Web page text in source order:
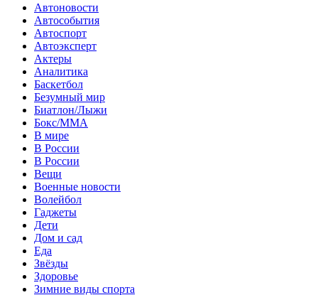
Автоновости
Автособытия
Автоспорт
Автоэксперт
Актеры
Аналитика
Баскетбол
Безумный мир
Биатлон/Лыжи
Бокс/MMA
В мире
В России
В России
Вещи
Военные новости
Волейбол
Гаджеты
Дети
Дом и сад
Еда
Звёзды
Здоровье
Зимние виды спорта